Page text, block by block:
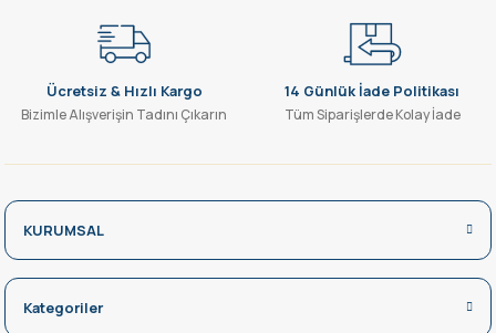
Ücretsiz & Hızlı Kargo
Bizimle Alışverişin Tadını Çıkarın
14 Günlük İade Politikası
Tüm Siparişlerde Kolay İade
KURUMSAL
Kategoriler